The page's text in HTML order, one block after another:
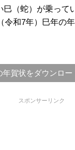
巳（蛇）が乗って
令和7年）巳年の
年賀状をダウンロー
スポンサーリンク